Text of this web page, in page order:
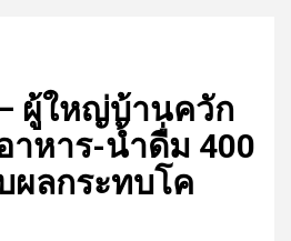
ผู้ใหญ่บ้านควัก
าหาร-น้ำดื่ม 400
ผลกระทบโค